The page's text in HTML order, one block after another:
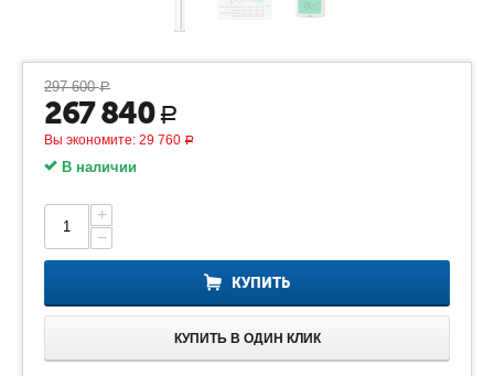
297 600 Р
267 840 Р
Вы экономите: 29 760 Р
В наличии
+
−
КУПИТЬ
КУПИТЬ В ОДИН КЛИК